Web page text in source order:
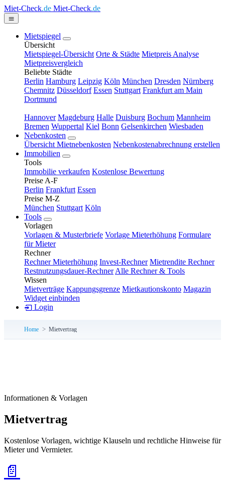
Miet-Check.de Miet-Check.de
Mietspiegel
Übersicht
Mietspiegel-Übersicht Orte & Städte Mietpreis Analyse
Mietpreisvergleich
Beliebte Städte
Berlin Hamburg Leipzig Köln München Dresden Nürnberg
Chemnitz Düsseldorf Essen Stuttgart Frankfurt am Main
Dortmund
Hannover Magdeburg Halle Duisburg Bochum Mannheim
Bremen Wuppertal Kiel Bonn Gelsenkirchen Wiesbaden
Nebenkosten
Übersicht Mietnebenkosten Nebenkostenabrechnung erstellen
Immobilien
Tools
Immobilie verkaufen Kostenlose Bewertung
Preise A-F
Berlin Frankfurt Essen
Preise M-Z
München Stuttgart Köln
Tools
Vorlagen
Vorlagen & Musterbriefe Vorlage Mieterhöhung Formulare
für Mieter
Rechner
Rechner Mieterhöhung Invest-Rechner Mietrendite Rechner
Restnutzungsdauer-Rechner Alle Rechner & Tools
Wissen
Mietverträge Kappungsgrenze Mietkautionskonto Magazin
Widget einbinden
Login
Home Mietvertrag
Informationen & Vorlagen
Mietvertrag
Kostenlose Vorlagen, wichtige Klauseln und rechtliche Hinweise für
Mieter und Vermieter.
📄